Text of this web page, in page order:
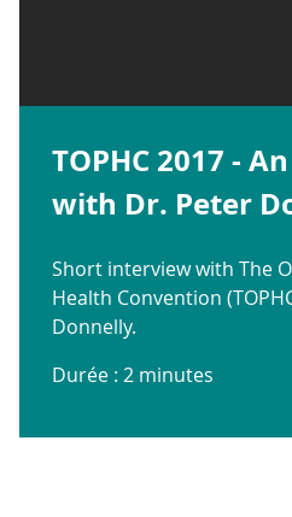
TOPHC 2017 -
with Dr. Peter
Short interview with The
Health Convention
Donnelly.
Durée : 2 minutes